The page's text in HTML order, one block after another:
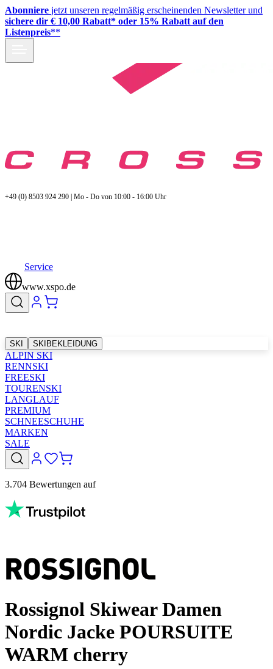
Abonniere jetzt unseren regelmäßig erscheinenden Newsletter und
sichere dir € 10,00 Rabatt* oder 15% Rabatt auf den
Listenpreis**
+49 (0) 8503 924 290 | Mo - Do von 10:00 - 16:00 Uhr
Service
www.xspo.de
SKI SKIBEKLEIDUNG
ALPIN SKI
RENNSKI
FREESKI
TOURENSKI
LANGLAUF
PREMIUM
SCHNEESCHUHE
MARKEN
SALE
3.704 Bewertungen auf
Rossignol Skiwear Damen
Nordic Jacke POURSUITE
WARM cherry